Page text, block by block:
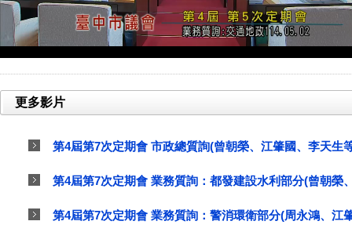
更多影片
第4屆第7次定期會 市政總質詢(曾朝榮、江肇國、李天生
第4屆第7次定期會 業務質詢：都發建設水利部分(曾朝榮
第4屆第7次定期會 業務質詢：警消環衛部分(周永鴻、江